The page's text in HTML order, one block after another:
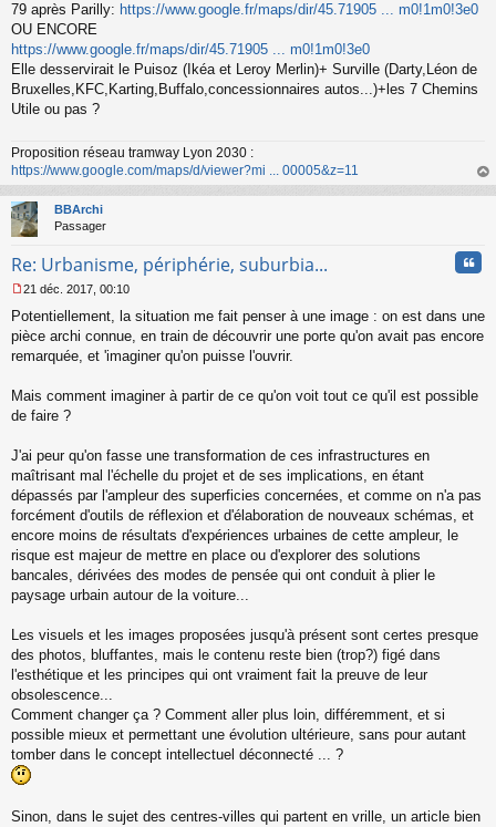
e
s
s
a
g
e
n
l
u
79 après Parilly: https://www.google.fr/maps/dir/45.71905 ... m0!1m0!3e0
OU ENCORE
https://www.google.fr/maps/dir/45.71905 ... m0!1m0!3e0
Elle desservirait le Puisoz (Ikéa et Leroy Merlin)+ Surville (Darty,Léon de
Bruxelles,KFC,Karting,Buffalo,concessionnaires autos...)+les 7 Chemins
Utile ou pas ?
Proposition réseau tramway Lyon 2030 :
https://www.google.com/maps/d/viewer?mi ... 00005&z=11
au
BBArchi
Passager
Re: Urbanisme, périphérie, suburbia...
e
s
s
e
n
n
u
21 déc. 2017, 00:10
Potentiellement, la situation me fait penser à une image : on est dans une
pièce archi connue, en train de découvrir une porte qu'on avait pas encore
remarquée, et 'imaginer qu'on puisse l'ouvrir.
Mais comment imaginer à partir de ce qu'on voit tout ce qu'il est possible
de faire ?
J'ai peur qu'on fasse une transformation de ces infrastructures en
maîtrisant mal l'échelle du projet et de ses implications, en étant
dépassés par l'ampleur des superficies concernées, et comme on n'a pas
forcément d'outils de réflexion et d'élaboration de nouveaux schémas, et
encore moins de résultats d'expériences urbaines de cette ampleur, le
risque est majeur de mettre en place ou d'explorer des solutions
bancales, dérivées des modes de pensée qui ont conduit à plier le
paysage urbain autour de la voiture...
Les visuels et les images proposées jusqu'à présent sont certes presque
des photos, bluffantes, mais le contenu reste bien (trop?) figé dans
l'esthétique et les principes qui ont vraiment fait la preuve de leur
obsolescence...
Comment changer ça ? Comment aller plus loin, différemment, et si
possible mieux et permettant une évolution ultérieure, sans pour autant
tomber dans le concept intellectuel déconnecté ... ?
Sinon, dans le sujet des centres-villes qui partent en vrille, un article bien